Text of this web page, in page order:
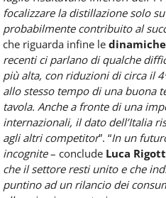
focalizzare la distillazione solo
probabilmente contribuito al
che riguarda infine le
recenti ci parlano di qualche
più alta, con riduzioni di circa il
allo stesso tempo di una buona
tavola. Anche a fronte di una
internazionali, il dato dell’Italia
agli altri competitor”. “In un
incognite– conclude Luca
che il settore resti unito e che
puntino ad un rilancio dei